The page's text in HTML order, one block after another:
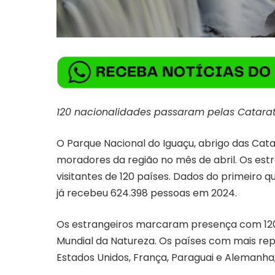
120 nacionalidades passaram pelas
O Parque Nacional do Iguaçu, abrigo das
moradores da região no mês de abril. Os
visitantes de 120 países. Dados do primeiro
já recebeu 624.398 pessoas em 2024.
Os estrangeiros marcaram presença com
Mundial da Natureza. Os países com mais
Estados Unidos, França, Paraguai e